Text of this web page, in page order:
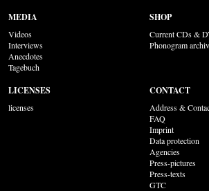
MEDIA
Videos
Interviews
Anecdotes
Tagebuch
SHOP
Current CDs &
Phonogram
LICENSES
licenses
CONTACT
Address &
FAQ
Imprint
Data protection
Agencies
Press-pictures
Press-texts
GTC